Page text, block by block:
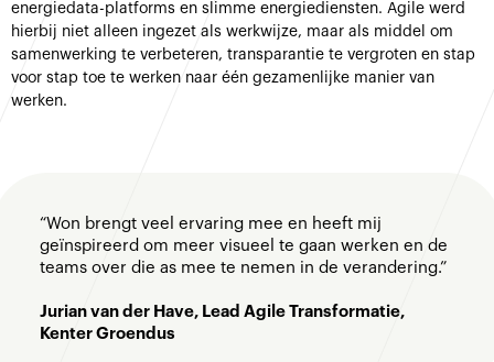
energiedata-platforms en slimme energiediensten. Agile werd
hierbij niet alleen ingezet als werkwijze, maar als middel om
samenwerking te verbeteren, transparantie te vergroten en stap
voor stap toe te werken naar één gezamenlijke manier van
werken.
“Won brengt veel ervaring mee en heeft mij
geïnspireerd om meer visueel te gaan werken en de
teams over die as mee te nemen in de verandering.”
Jurian van der Have, Lead Agile Transformatie,
Kenter Groendus